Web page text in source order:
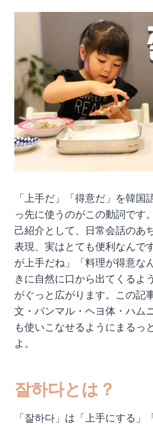
「上手だ」「得意だ」を韓国
っ先に使うのがこの動詞です
己紹介として、日常会話のあ
表現、実はとても便利なんで
が上手だね」「料理が得意
きに自然に口から出てくるよ
がぐっと広がります。この記
文・パンマル・ヘヨ体・ハム
も使いこなせるようにまるっ
よ。
잘하다とは？
「잘하다」は「上手にする」